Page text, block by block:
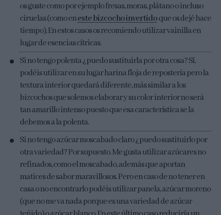
os guste como por ejemplo fresas, moras, plátano o incluso
ciruelas (como eneste bizcocho invertidoque os dejé hace
tiempo). En estos casos os recomiendo utilizar vainilla en
lugar de esencias cítricas.
Si no tengo polenta ¿puedo sustituirla por otra cosa? Sí,
podéis utilizar en su lugar harina floja de repostería pero la
textura interior quedará diferente, más similar a los
bizcochos que solemos elaborar y su color interior no será
tan amarillo intenso puesto que esa característica se la
debemos a la polenta.
Si no tengo azúcar moscabado claro ¿puedo sustituirlo por
otra variedad? Por supuesto. Me gusta utilizar azúcares no
refinados, como el moscabado, además que aportan
matices de sabor maravillosos. Pero en caso de no tener en
casa o no encontrarlo podéis utilizar panela, azúcar moreno
(que no me va nada porque es una variedad de azúcar